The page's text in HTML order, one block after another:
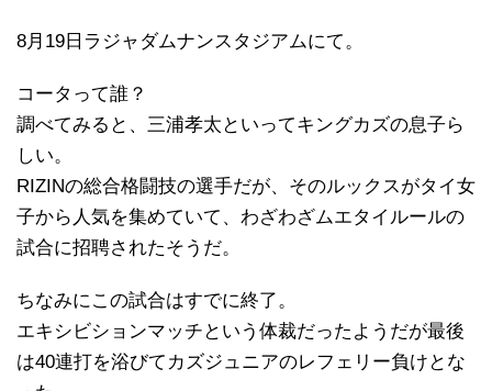
8月19日ラジャダムナンスタジアムにて。
コータって誰？
調べてみると、三浦孝太といってキングカズの息子ら
しい。
RIZINの総合格闘技の選手だが、そのルックスがタイ女
子から人気を集めていて、わざわざムエタイルールの
試合に招聘されたそうだ。
ちなみにこの試合はすでに終了。
エキシビションマッチという体裁だったようだが最後
は40連打を浴びてカズジュニアのレフェリー負けとな